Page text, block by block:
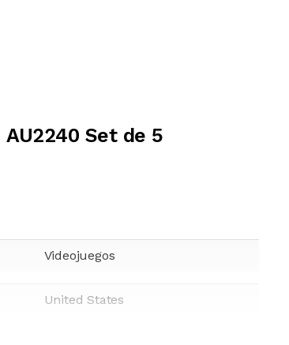
Set de 5
Videojuegos
United States